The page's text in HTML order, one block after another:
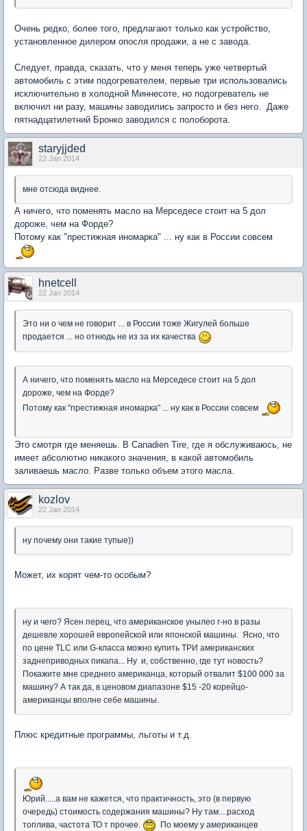
Очень редко, более того, предлагают только как устройство,
установленное дилером опосля продажи, а не с завода.
Следует, правда, сказать, что у меня теперь уже четвертый
автомобиль с этим подогревателем, первые три использовались
исключительно в холодной Миннесоте, но подогреватель не
включил ни разу, машины заводились запросто и без него. Даже
пятнадцатилетний Бронко заводился с полоборота.
staryjjded
22 Jan 2014
мне отсюда виднее.
А ничего, что поменять масло на Мерседесе стоит на 5 дол
дороже, чем на Форде?
Потому как "престижная иномарка" ... ну как в России совсем
hnetcell
22 Jan 2014
Это ни о чем не говорит ... в России тоже Жигулей больше
продается ... но отнюдь не из за их качества
А ничего, что поменять масло на Мерседесе стоит на 5 дол
дороже, чем на Форде?
Потому как "престижная иномарка" ... ну как в России совсем
Это смотря где меняешь. В Canadien Tire, где я обслуживаюсь, не
имеет абсолютно никакого значения, в какой автомобиль
заливаешь масло. Разве только объем этого масла.
kozlov
22 Jan 2014
ну почему они такие тупые))
Может, их корят чем-то особым?
ну и чего? Ясен перец, что американское унылео г-но в разы
дешевле хорошей европейской или японской машины. Ясно, что
по цене TLC или G-класса можно купить ТРИ американских
заднеприводных пикапа... Ну и, собственно, где тут новость?
Покажите мне среднего американца, который отвалит $100 000 за
машину? А так да, в ценовом диапазоне $15 -20 корейцо-
американцы вполне себе машины.
Плюс кредитные программы, льготы и т.д.
Юрий.....а вам не кажется, что практичность, это (в первую
очередь) стоимость содержания машины? Ну там....расход
топлива, частота ТО т прочее.
По моему у американцев